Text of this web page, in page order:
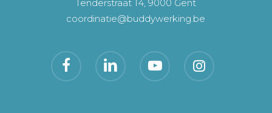
Tenderstraat 14, 9000 Gent
coordinatie@buddywerking.be